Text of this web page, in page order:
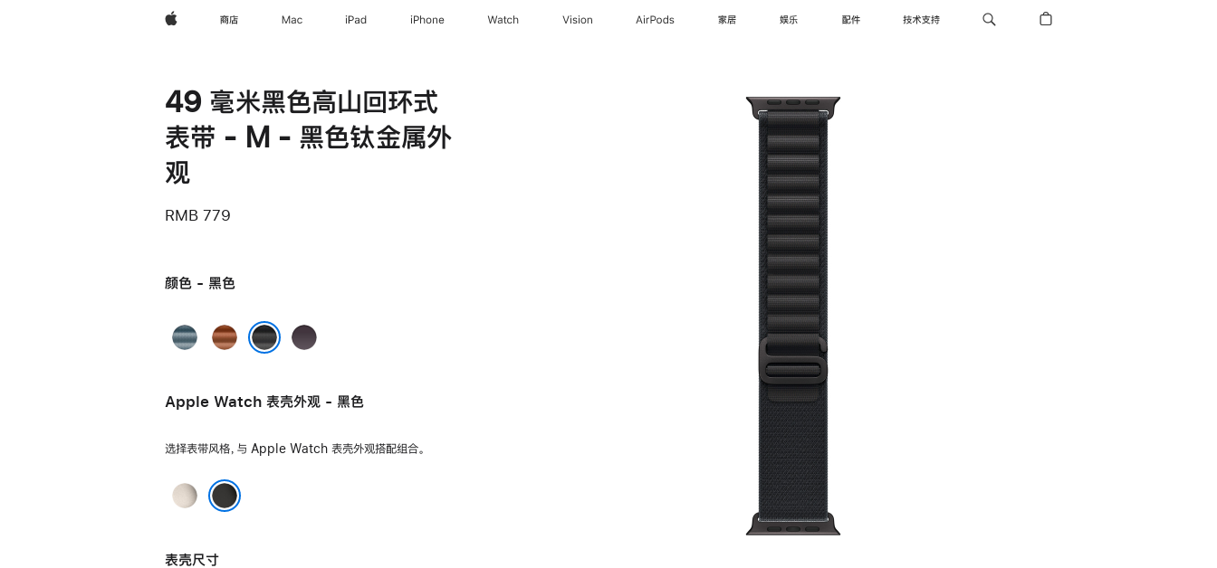
Apple 商店 Mac iPad iPhone Watch Vision AirPods 家居 娱乐 配件 技术支持
49 毫米黑色高山回环式
表带 - M - 黑色钛金属外
观
RMB 779
颜色 - 黑色
浅
赤
靛
Apple Watch 表壳外观 - 黑色
选择表带风格，与 Apple Watch 表壳外观搭配组合。
原
表壳尺寸